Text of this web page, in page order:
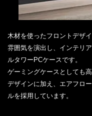
木材を使ったフロントデザ
雰囲気を演出し、インテリ
ルタワーPCケースです。
ゲーミングケースとしても
デザインに加え、エアフロ
ルを採用しています。